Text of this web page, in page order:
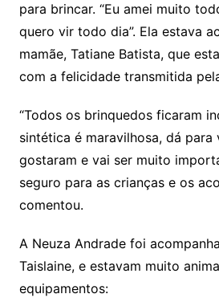
para brincar. “Eu amei muito
quero vir todo dia”. Ela estava
mamãe, Tatiane Batista, que
com a felicidade transmitida
“Todos os brinquedos ficaram
sintética é maravilhosa, dá para
gostaram e vai ser muito
seguro para as crianças e os
comentou.
A Neuza Andrade foi
Taislaine, e estavam muito
equipamentos: